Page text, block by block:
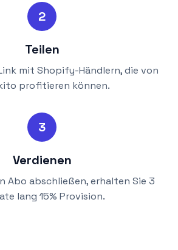
2
Teilen
mit Shopify-Händlern, die von
profitieren können.
3
Verdienen
Abo abschließen, erhalten Sie 3
lang 15% Provision.